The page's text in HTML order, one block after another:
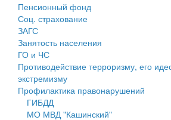
Противодействие коррупции
Контрольно-счетная палата
Персональные данные
Оценка регулирующего воздействия
Деятельность МУ
Нормативы градостроительного
Пенсионный фонд
Соц. страхование
ЗАГС
Занятость населения
ГО и ЧС
Противодействие терроризму, его
экстремизму
Профилактика правонарушений
ГИБДД
МО МВД "Кашинский"